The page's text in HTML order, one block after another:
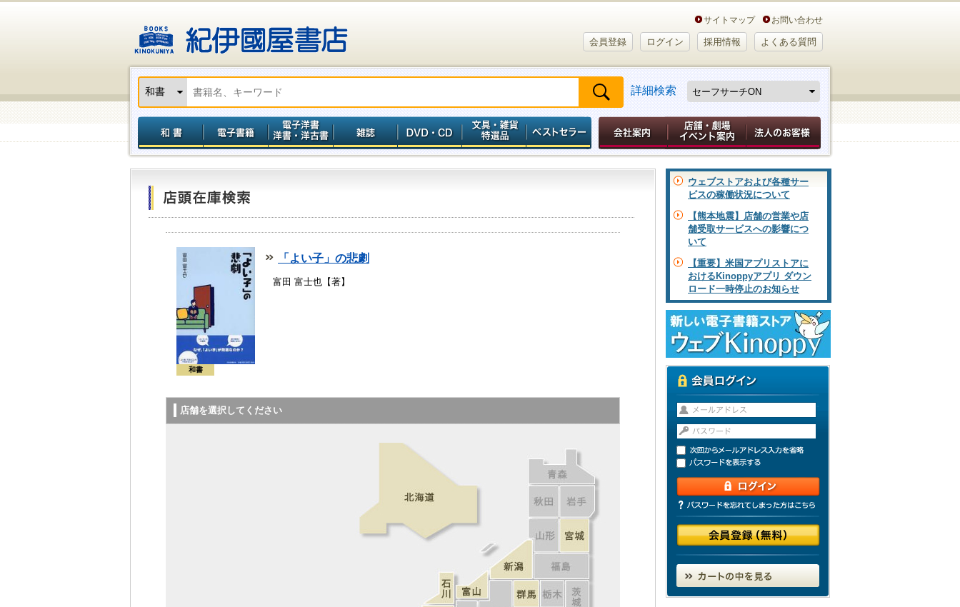
サイトマップ お問い合わせ
会員登録 ログイン 採用情報 よくある質問
詳細検索
和書
「よい子」の悲劇
富田 富士也【著】
店舗を選択してください
ウェブストアおよび各種サー
ビスの稼働状況について
【熊本地震】店舗の営業や店
舗受取サービスへの影響につ
いて
【重要】米国アプリストアに
おけるKinoppyアプリ ダウン
ロード一時停止のお知らせ